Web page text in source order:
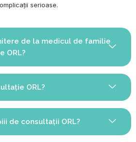
serioase.
de la medicul de familie
ORL?
ORL?
de consultații ORL?